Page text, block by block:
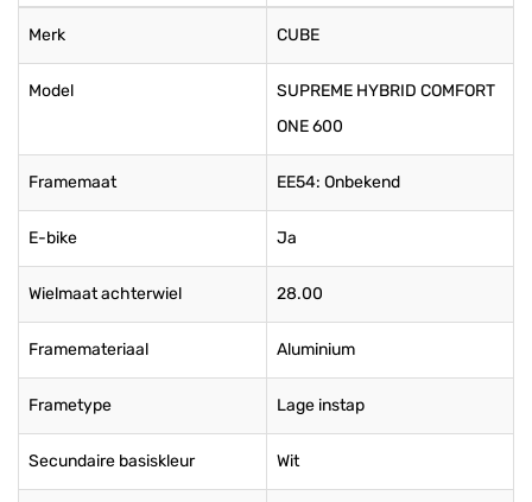
Merk CUBE
Model
SUPREME HYBRID COMFORT
ONE 600
Framemaat EE54: Onbekend
E-bike Ja
Wielmaat achterwiel 28.00
Framemateriaal Aluminium
Frametype Lage instap
Secundaire basiskleur Wit